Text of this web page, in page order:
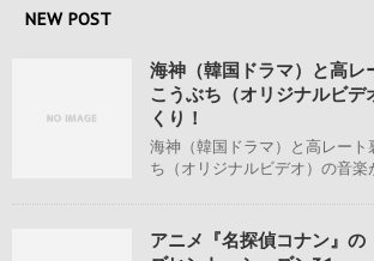
NEW POST
海神（韓国ドラマ）と高レ
こうぶち（オリジナルビデ
くり！
海神（韓国ドラマ）と高レー
ち（オリジナルビデオ）の音楽
アニメ『名探偵コナン』の